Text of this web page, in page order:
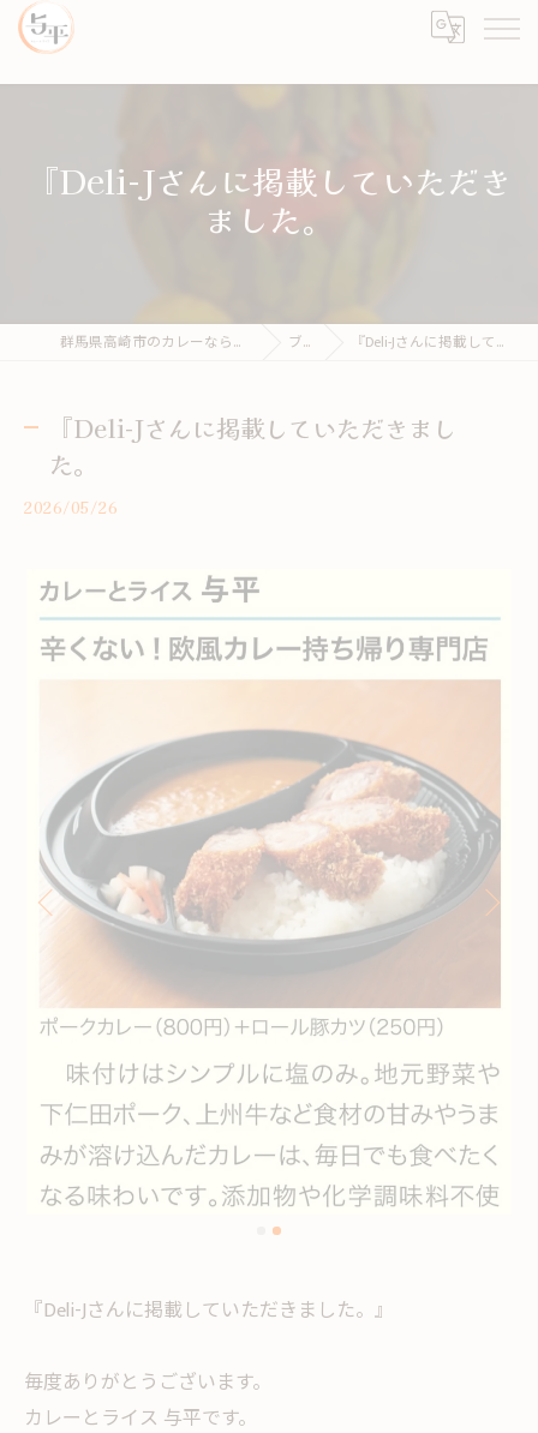
『Deli-Jさんに掲載していただき
ました。
群馬県高崎市のカレーならカレーとライス 与平 ブログ 『Deli-Jさんに掲載していただきました。
『Deli-Jさんに掲載していただきまし
た。
2026/05/26
『Deli-Jさんに掲載していただきました。』
毎度ありがとうございます。
カレーとライス 与平です。